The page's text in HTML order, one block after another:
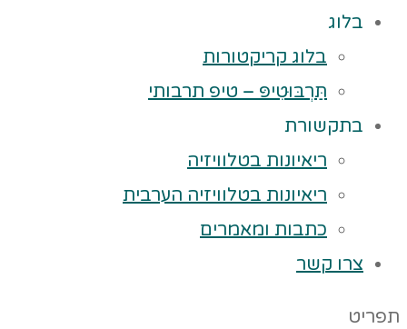
בלוג
בלוג קריקטורות
תַּרְבּוּטִיפּ – טיפ תרבותי
בתקשורת
ריאיונות בטלוויזיה
ריאיונות בטלוויזיה הערבית
כתבות ומאמרים
צרו קשר
תפריט